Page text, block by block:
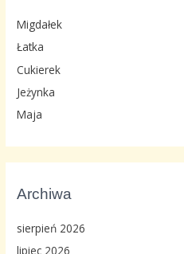
d
l
Migdałek
Łatka
Cukierek
Jeżynka
Maja
Archiwa
sierpień 2026
lipiec 2026